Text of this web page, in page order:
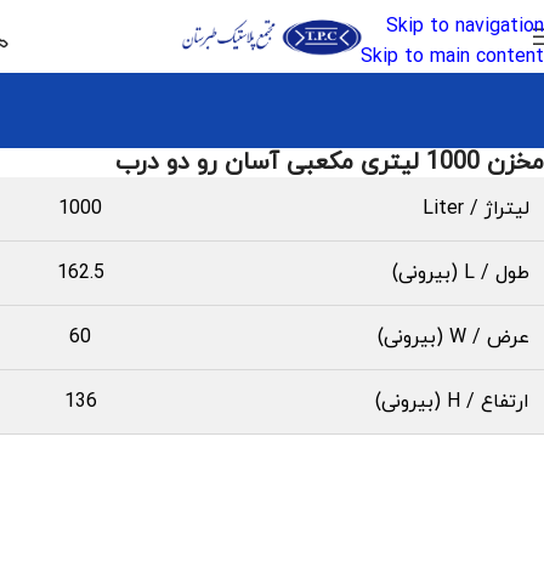
Skip to navigation
Skip to main content
مخزن 1000 لیتری مکعبی آسان رو دو درب
لیتراژ / Liter 1000
طول / L (بیرونی) 162.5
عرض / W (بیرونی) 60
ارتفاع / H (بیرونی) 136